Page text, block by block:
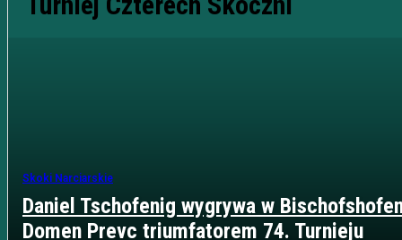
Skoki Narciarskie
Daniel Tschofenig wygrywa w
Domen Prevc triumfatorem 74. Turnieju